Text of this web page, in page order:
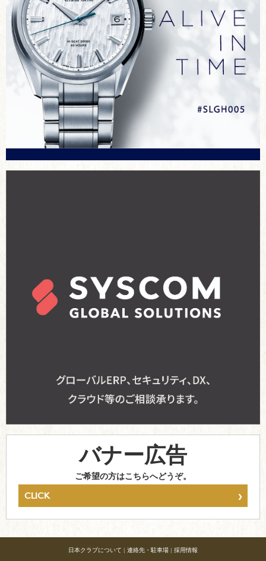
バナー広告
ご希望の方はこちらへどうぞ。
CLICK ›
日本クラブについて 連絡先・駐車場 採用情報